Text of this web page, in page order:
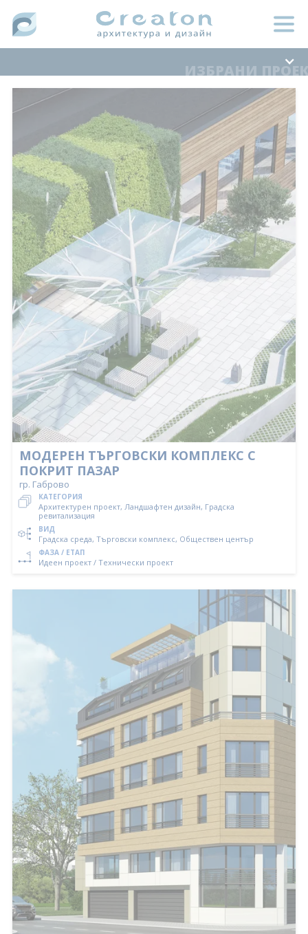
ИЗБРАНИ
МОДЕРЕН ТЪРГОВСКИ КОМПЛЕКС С
ПОКРИТ ПАЗАР
гр. Габрово
КАТЕГОРИЯ
Архитектурен проект, Ландшафтен дизайн, Градска
ревитализация
ВИД
Градска среда, Търговски комплекс, Обществен център
ФАЗА / ЕТАП
Идеен проект / Технически проект